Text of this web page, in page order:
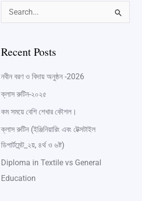
c
h
f
r
Recent Posts
নবীন বরণ ও বিদায় অনুষ্ঠন -2026
ক্লাস রুটিন-২০২৫
কম সময়ে বেশি শেখার কৌশল।
ক্লাস রুটিন (ইঞ্জিনিয়ারিং এবং টেক্সটাইল
ডিপার্টমেন্ট_২য়, ৪র্থ ও ৬ষ্ট)
Diploma in Textile vs General
Education